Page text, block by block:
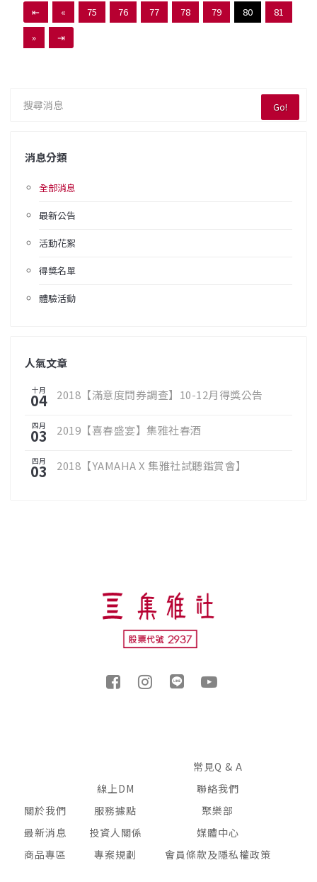
⇤ « 75 76 77 78 79 80
81
»
⇥
Go!
消息分類
全部消息
最新公告
活動花絮
得獎名單
體驗活動
人氣文章
十月
04 2018【滿意度問券調查】10-12月得獎公告
四月
03 2019【喜春盛宴】集雅社春酒
四月
03 2018【YAMAHA X 集雅社試聽鑑賞會】
關於我們
最新消息
商品專區
線上DM
服務據點
投資人關係
專案規劃
常見Q & A
聯絡我們
聚樂部
媒體中心
會員條款及隱私權政策